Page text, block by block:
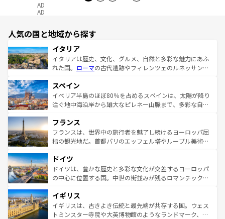
AD
AD
人気の国と地域から探す
イタリア
イタリアは歴史、文化、グルメ、自然と多彩な魅力にあふ
れた国。 ローマの古代遺跡やフィレンツェのルネッサンス
ろん、トスカーナの美しい田園風景やアマルフィ海岸の絶
景など、自然景観も見逃せない。観光の合間には、本場の
ピザやパスタなど、絶品のイタリア料理を堪能することも
ませてくれるイタリアで、忘れられない旅をしてみよう！
なお、新着のイタリア情報はコンテンツ一覧 を参照してほ
しい。
スペイン
イベリア半島のほぼ80％を占めるスペインは、太陽が降り
注ぐ地中海沿岸から雄大なピレネー山脈まで、多彩な自然
文化が根付くこの国では、情熱的なフラメンコ、熱気あふ
れる闘牛、そして美味しいタパスが生活の一部となってい
る。首都マドリードの洗練された雰囲気や、バルセロナの
の城塞都市、穏やかなビーチリゾートまで多彩な表情を見
せる。地方によって風土や気候が異なるスペインはその個
性で訪れる人を魅了する。 なお、新着のスペイン情報はコ
フランス
フランスは、世界中の旅行者を魅了し続けるヨーロッパ屈
指の観光地だ。首都パリのエッフェル塔やルーブル美術館
で、幅広い魅力が詰まっている。華麗な宮殿、歴史的な大
聖堂、美しいビーチ、そして豊かな自然が、訪れる者を心
から魅了する。また、フランスは美食の国としても知ら
いる。シャンパンの発祥地であるランス、プロヴァンスの
香り高いラベンダー畑など、多彩な楽しみ方が可能だ。さ
らに、パリ以外の地域にも魅力が溢れており、どの街角に
ドイツ
ドイツは、豊かな歴史と多彩な文化が交差するヨーロッパ
の中心に位置する国。中世の街並みが残るロマンチック街
顔を持つこの国は、どこを歩いても飽きることがない。ベ
ルリンの文化的活気、バイエルン州のアルプスの絶景、そ
してライン川沿いのワイン畑といった風景は必見。ビール
イギリス
イギリスは、古きよき伝統と最先端が共存する国。ウェス
トミンスター寺院や大英博物館のようなランドマーク、歴